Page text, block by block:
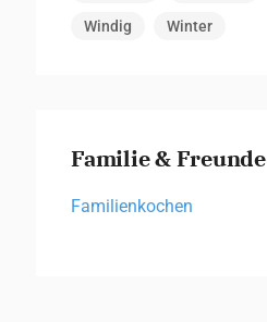
Windig Winter
Familie & Freunde
Familienkochen